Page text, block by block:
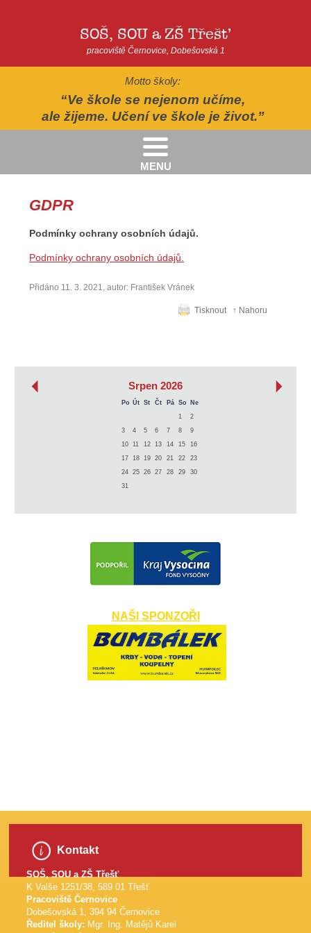
MENU
Motto školy:
Ve škole se nejenom učíme,
ale žijeme. Učení ve škole je život.
SOŠ, SOU a ZŠ Třešť
pracoviště Černovice, Dobešovská 1
GDPR
Podmínky ochrany osobních údajů.
Podmínky ochrany osobních údajů.
Přidáno 11. 3. 2021, autor: František Vránek
Tisknout ↑ Nahoru
Srpen 2026
Po Út St Čt Pá So
Ne
1
2
3
4 5 6 7 8
9
10
11 12 13 14 15
16
17
18 19 20 21 22
23
24
25 26 27 28 29
30
31
NAŠI SPONZOŘI
Kontakt
SOŠ, SOU a ZŠ Třešť
K Valše 1251/38, 589 01 Třešť
Pracoviště Černovice
Dobešovská 1, 394 94 Černovice
Ředitel školy: Mgr. Ing. Matějů Karel